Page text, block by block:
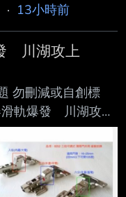
性大增， 不用再熬
· 13小時前
川湖攻上
勿刪減或自創標
軌爆發 川湖攻上
步漲停 原文標
違者4-1處分，此行
湖攻上11110元
原文連結： 網址超